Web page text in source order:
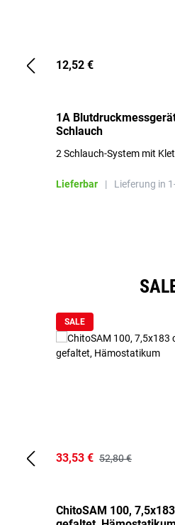
12,52 €
1A
Schlauch
2 Schlauch-System mit
Lieferbar | Lieferung in
SALE
33,53 € 52,80 €
ChitoSAM 100,